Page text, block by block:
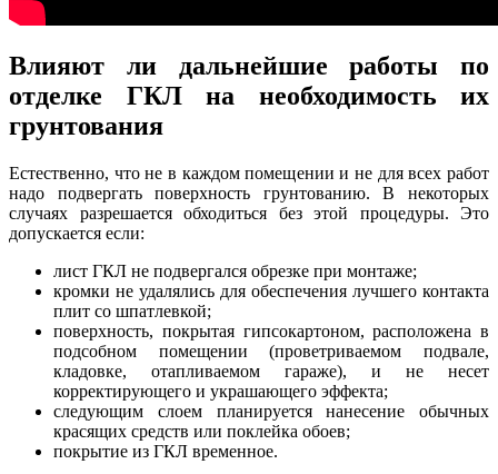
Влияют ли дальнейшие работы по
отделке ГКЛ на необходимость их
грунтования
Естественно, что не в каждом помещении и не для всех работ
надо подвергать поверхность грунтованию. В некоторых
случаях разрешается обходиться без этой процедуры. Это
допускается если:
лист ГКЛ не подвергался обрезке при монтаже;
кромки не удалялись для обеспечения лучшего контакта
плит со шпатлевкой;
поверхность, покрытая гипсокартоном, расположена в
подсобном помещении (проветриваемом подвале,
кладовке, отапливаемом гараже), и не несет
корректирующего и украшающего эффекта;
следующим слоем планируется нанесение обычных
красящих средств или поклейка обоев;
покрытие из ГКЛ временное.